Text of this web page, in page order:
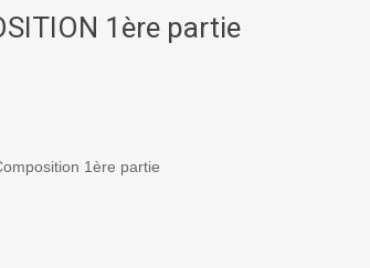
1ère partie
1ère partie